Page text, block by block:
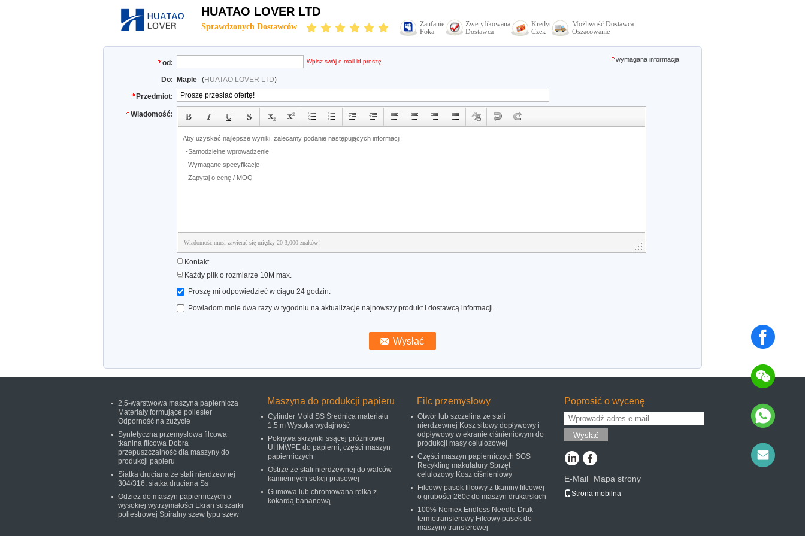
HUATAO LOVER LTD
Sprawdzonych Dostawców
Zaufanie
Foka
Zweryfikowana
Dostawca
Kredyt
Czek
Możliwość Dostawca
Oszacowanie
od: Wpisz swój e-mail id proszę. wymagana informacja
Do: Maple (HUATAO LOVER LTD)
Przedmiot:
Wiadomość:
Wiadomość musi zawierać się między 20-3,000 znaków!
Kontakt
Każdy plik o rozmiarze 10M max.
Proszę mi odpowiedzieć w ciągu 24 godzin.
Powiadom mnie dwa razy w tygodniu na aktualizacje najnowszy produkt i dostawcą informacji.
2,5-warstwowa maszyna papiernicza
Materiały formujące poliester
Odporność na zużycie
Syntetyczna przemysłowa filcowa
tkanina filcowa Dobra
przepuszczalność dla maszyny do
produkcji papieru
Siatka druciana ze stali nierdzewnej
304/316, siatka druciana Ss
Odzież do maszyn papierniczych o
wysokiej wytrzymałości Ekran suszarki
poliestrowej Spiralny szew typu szew
Maszyna do produkcji papieru
Cylinder Mold SS Średnica materiału
1,5 m Wysoka wydajność
Pokrywa skrzynki ssącej próżniowej
UHMWPE do papierni, części maszyn
papierniczych
Ostrze ze stali nierdzewnej do walców
kamiennych sekcji prasowej
Gumowa lub chromowana rolka z
kokardą bananową
Filc przemysłowy
Otwór lub szczelina ze stali
nierdzewnej Kosz sitowy dopływowy i
odpływowy w ekranie ciśnieniowym do
produkcji masy celulozowej
Części maszyn papierniczych SGS
Recykling makulatury Sprzęt
celulozowy Kosz ciśnieniowy
Filcowy pasek filcowy z tkaniny filcowej
o grubości 260c do maszyn drukarskich
100% Nomex Endless Needle Druk
termotransferowy Filcowy pasek do
maszyny transferowej
Poprosić o wycenę
Wysłać
E-Mail Mapa strony
Strona mobilna